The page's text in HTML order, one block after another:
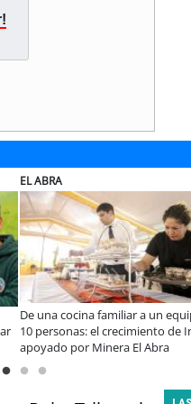
Karin:
que el desafío es
cultural en las
¿Qué
tecnología